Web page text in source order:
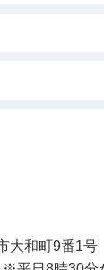
大和町9番1号